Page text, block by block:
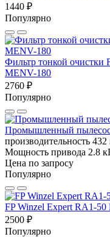
1440 ₽
Популярно
Фильтр тонкой очистки
MENV-180
2760 ₽
Популярно
Промышленный
производительность 432
Мощность привода 2.8
Цена по запросу
Популярно
FP Winzel Expert RA1-50
2500 ₽
Популярно